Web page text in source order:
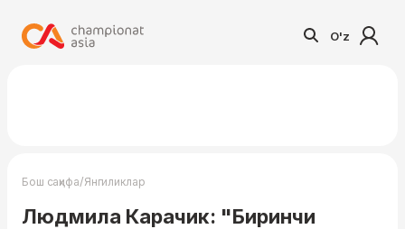
O'z
Бош саҳифа/Янгиликлар
Людмила Карачик: "Биринчи